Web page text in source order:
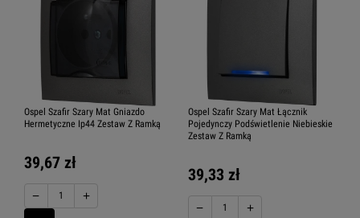
Ospel Szafir Szary Mat Gniazdo
Hermetyczne Ip44 Zestaw Z Ramką
39,67 zł
− +
Ospel Szafir Szary Mat Łącznik
Pojedynczy Podświetlenie Niebieskie
Zestaw Z Ramką
39,33 zł
− +